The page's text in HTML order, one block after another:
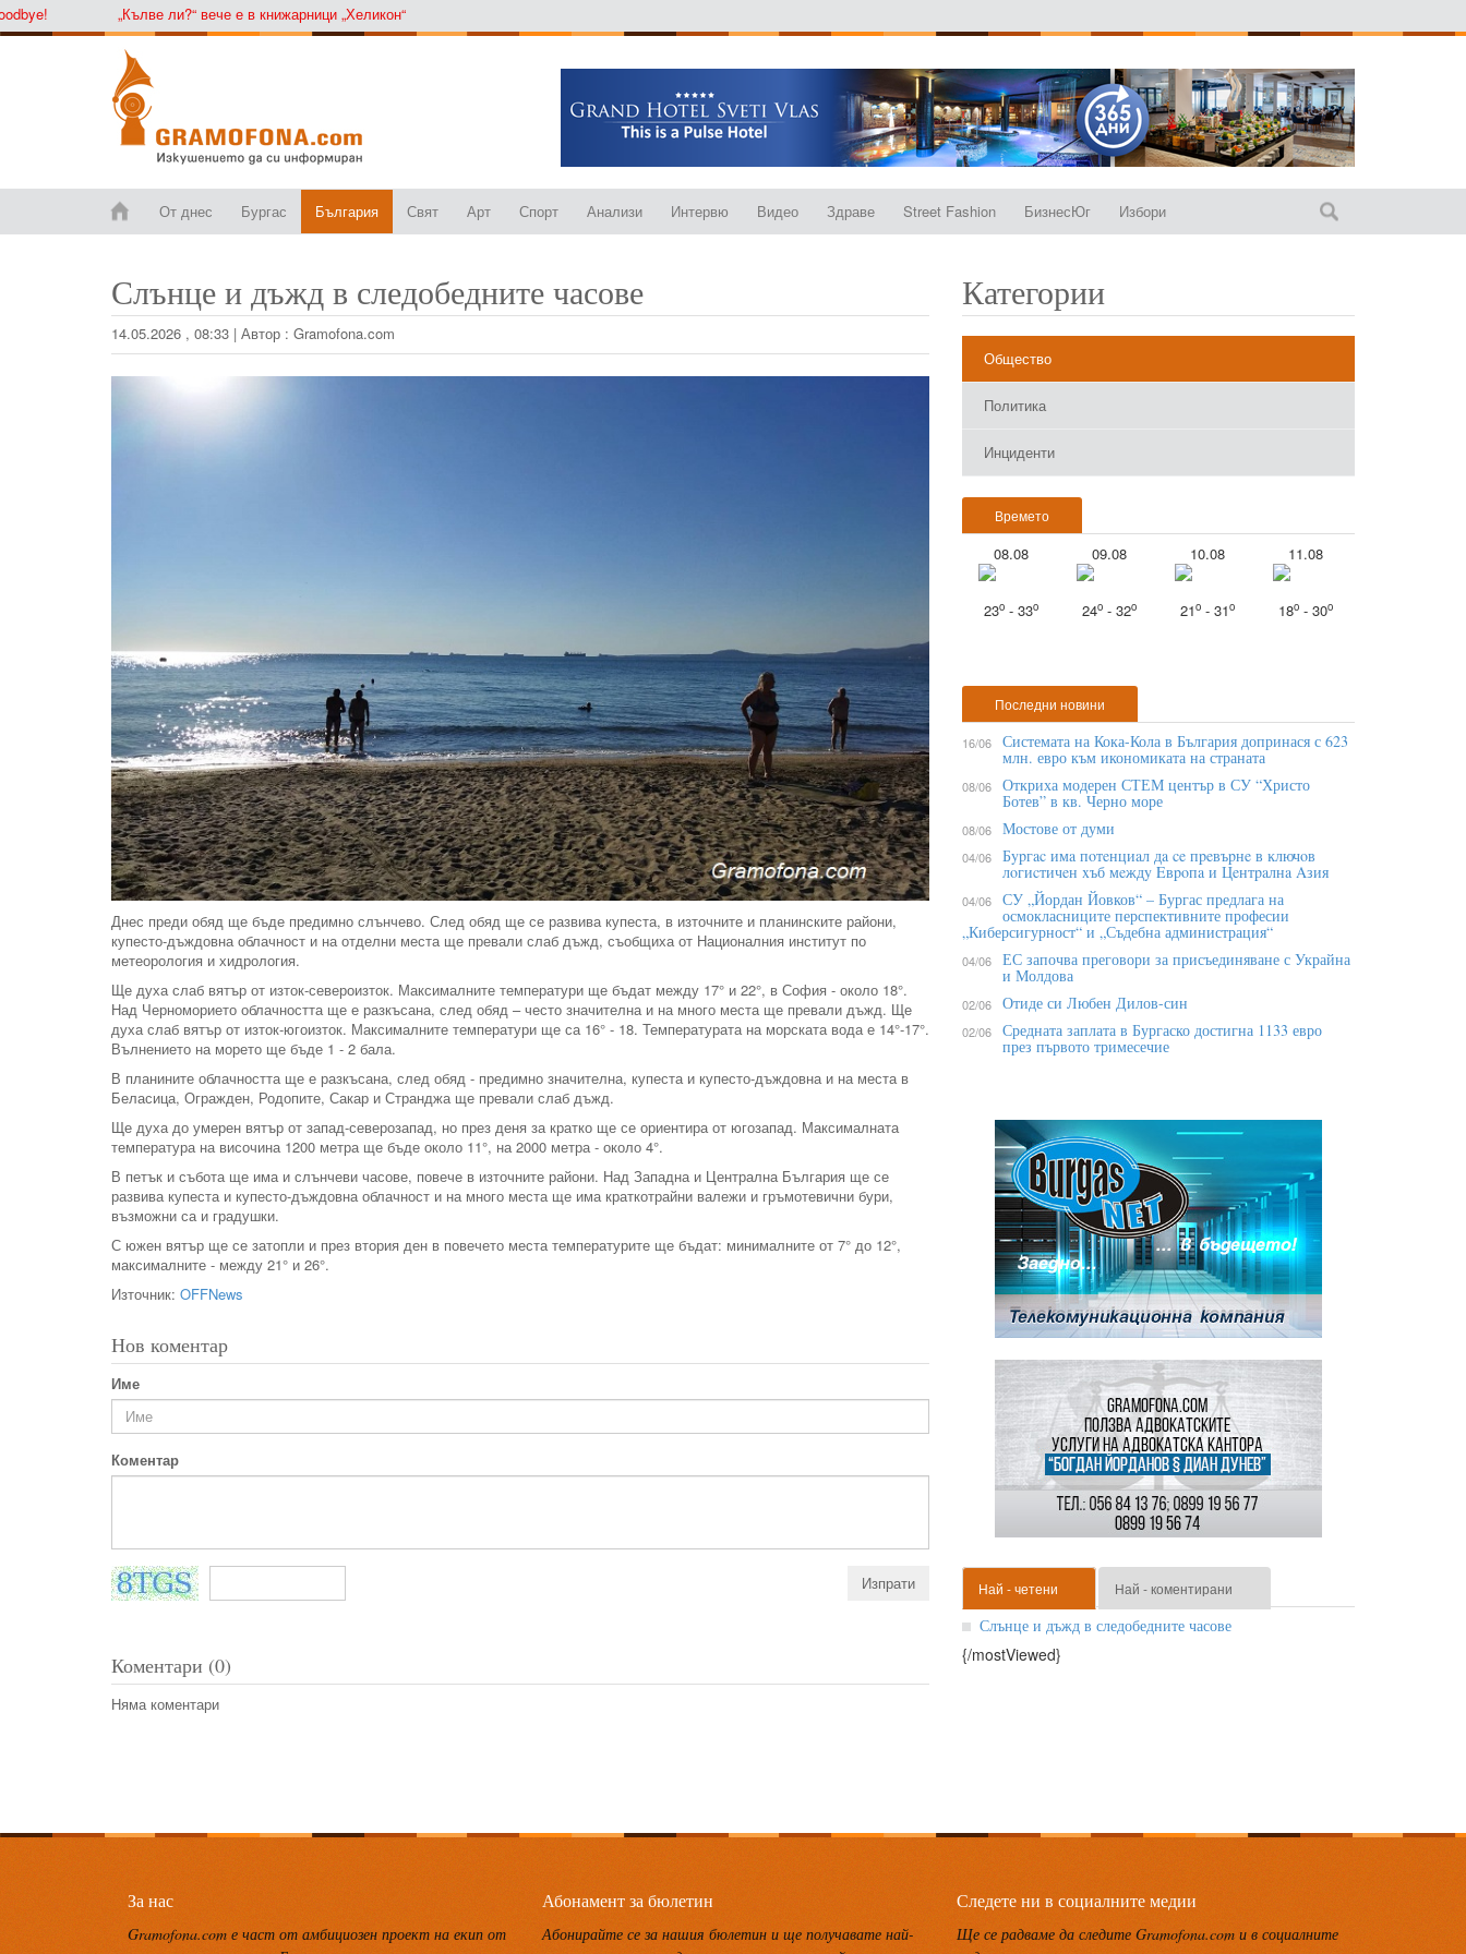
„Кълве ли?“ вече е в книжарници „Хеликон“
От днес Бургас България Свят Арт Спорт Анализи Интервю Видео Здраве Street Fashion БизнесЮг Избори
Слънце и дъжд в следобедните часове
14.05.2026 , 08:33 | Автор : Gramofona.com
Днес преди обяд ще бъде предимно слънчево. След обяд ще се развива купеста, в източните и планинските райони,
купесто-дъждовна облачност и на отделни места ще превали слаб дъжд, съобщиха от Националния институт по
метеорология и хидрология.
Ще духа слаб вятър от изток-североизток. Максималните температури ще бъдат между 17° и 22°, в София - около 18°.
Над Черноморието облачността ще е разкъсана, след обяд – често значителна и на много места ще превали дъжд. Ще
духа слаб вятър от изток-югоизток. Максималните температури ще са 16° - 18. Температурата на морската вода е 14°-17°.
Вълнението на морето ще бъде 1 - 2 бала.
В планините облачността ще е разкъсана, след обяд - предимно значителна, купеста и купесто-дъждовна и на места в
Беласица, Огражден, Родопите, Сакар и Странджа ще превали слаб дъжд.
Ще духа до умерен вятър от запад-северозапад, но през деня за кратко ще се ориентира от югозапад. Максималната
температура на височина 1200 метра ще бъде около 11°, на 2000 метра - около 4°.
В петък и събота ще има и слънчеви часове, повече в източните райони. Над Западна и Централна България ще се
развива купеста и купесто-дъждовна облачност и на много места ще има краткотрайни валежи и гръмотевични бури,
възможни са и градушки.
С южен вятър ще се затопли и през втория ден в повечето места температурите ще бъдат: минималните от 7° до 12°,
максималните - между 21° и 26°.
Източник: OFFNews
Нов коментар
Име
Коментар
Коментари (0)
Няма коментари
Категории
Общество
Политика
Инциденти
Времето
08.08
23o - 33o
09.08
24o - 32o
10.08
21o - 31o
11.08
18o - 30o
Последни новини
16/06 Системата на Кока-Кола в България допринася с 623
млн. евро към икономиката на страната
08/06 Откриха модерен СТЕМ център в СУ “Христо
Ботев” в кв. Черно море
08/06 Мостове от думи
04/06 Бypгac имa пoтeнциaл дa ce пpeвъpнe в ĸлючoв
лoгиcтичeн xъб мeждy Eвpoпa и Цeнтpaлнa Aзия
04/06 СУ „Йордан Йовков“ – Бургас предлага на
осмокласниците перспективните професии
„Киберсигурност“ и „Съдебна администрация“
04/06 ЕС започва преговори за присъединяване с Украйна
и Молдова
02/06 Отиде си Любен Дилов-син
02/06 Средната заплата в Бургаско достигна 1133 евро
през първото тримесечие
Най - четени Най - коментирани
Слънце и дъжд в следобедните часове
{/mostViewed}
За нас
Gramofona.com е част от амбициозен проект на екип от
Абонамент за бюлетин
Абонирайте се за нашия бюлетин и ще получавате най-
Следете ни в социалните медии
Ще се радваме да следите Gramofona.com и в социалните